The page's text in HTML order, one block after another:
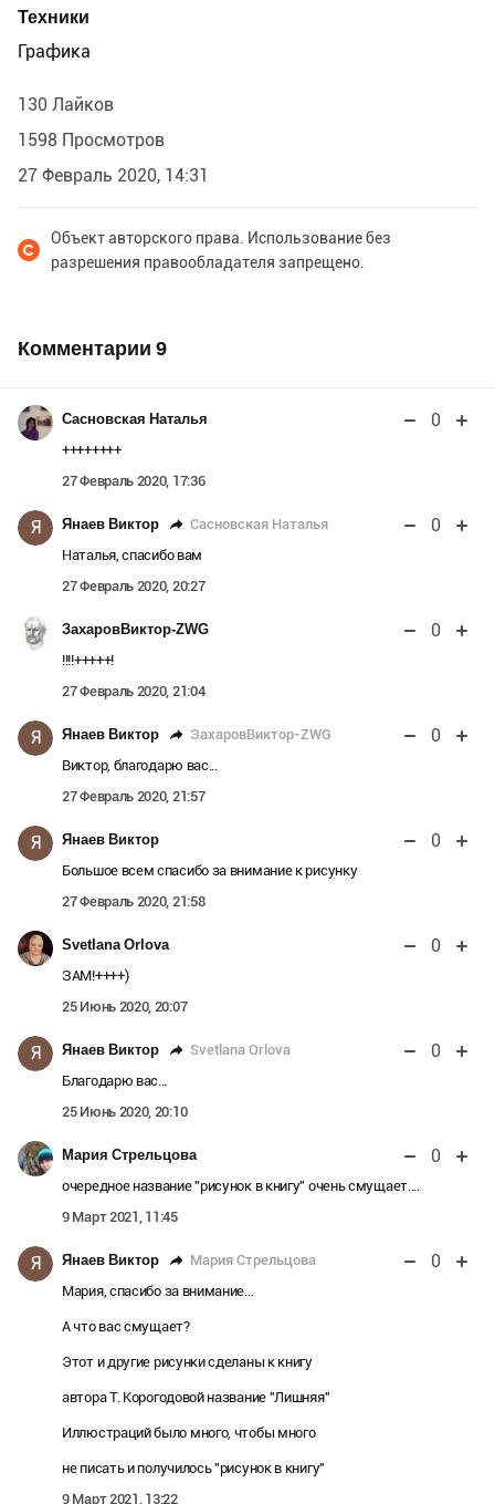
Техники
Графика
130 Лайков
1598 Просмотров
27 Февраль 2020, 14:31
Объект авторского права. Использование без
разрешения правообладателя запрещено.
Комментарии 9
Сасновская Наталья 0
++++++++
27 Февраль 2020, 17:36
Я Янаев Виктор Сасновская Наталья 0
Наталья, спасибо вам
27 Февраль 2020, 20:27
ЗахаровВиктор-ZWG 0
!!!!+++++!
27 Февраль 2020, 21:04
Я Янаев Виктор ЗахаровВиктор-ZWG 0
Виктор, благодарю вас...
27 Февраль 2020, 21:57
Я Янаев Виктор 0
Большое всем спасибо за внимание к рисунку
27 Февраль 2020, 21:58
Svetlana Orlova 0
ЗАМ!++++)
25 Июнь 2020, 20:07
Я Янаев Виктор Svetlana Orlova 0
Благодарю вас...
25 Июнь 2020, 20:10
Мария Стрельцова 0
очередное название "рисунок в книгу" очень смущает....
9 Март 2021, 11:45
Я Янаев Виктор Мария Стрельцова 0
Мария, спасибо за внимание...
А что вас смущает?
Этот и другие рисунки сделаны к книгу
автора Т. Корогодовой название "Лишняя"
Иллюстраций было много, чтобы много
не писать и получилось "рисунок в книгу"
9 Март 2021, 13:22